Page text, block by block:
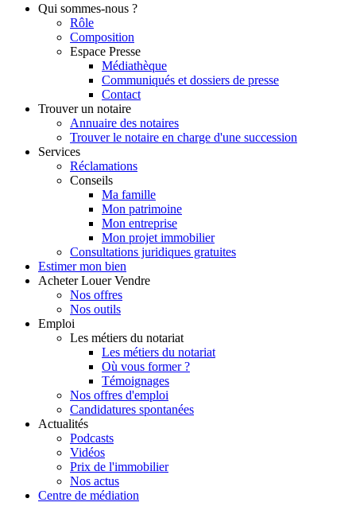
Qui sommes-nous ?
Rôle
Composition
Espace Presse
Médiathèque
Communiqués et dossiers de presse
Contact
Trouver un notaire
Annuaire des notaires
Trouver le notaire en charge d'une succession
Services
Réclamations
Conseils
Ma famille
Mon patrimoine
Mon entreprise
Mon projet immobilier
Consultations juridiques gratuites
Estimer mon bien
Acheter Louer Vendre
Nos offres
Nos outils
Emploi
Les métiers du notariat
Les métiers du notariat
Où vous former ?
Témoignages
Nos offres d'emploi
Candidatures spontanées
Actualités
Podcasts
Vidéos
Prix de l'immobilier
Nos actus
Centre de médiation